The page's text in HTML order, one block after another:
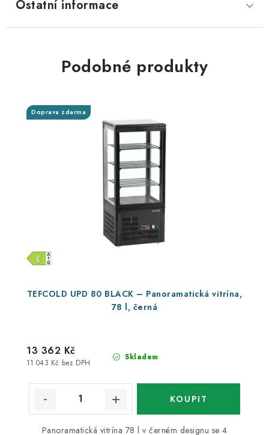
Ostatní informace
Podobné produkty
TEFCOLD UPD 80 BLACK – Panoramatická vitrína,
78 l, černá
Doprava zdarma
Skladem
11 043 Kč bez DPH
13 362 Kč
Panoramatická vitrína 78 l v černém designu se 4